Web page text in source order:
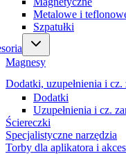
Metalowe i
Szpatułki
Magnesy
Dodatki, uzupełnienia i cz.
Dodatki
Uzupełnienia i cz.
Ściereczki
Specjalistyczne narzędzia
Torby dla aplikatora i